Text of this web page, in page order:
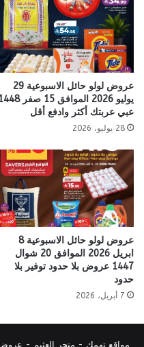
عروض لولو حائل الاسبوعية 29
يوليو 2026 الموافق 15 صفر
عبي عربتك أكثر وادفع أقل
28 يوليو، 2026
عروض لولو حائل الاسبوعية 8
ابريل 2026 الموافق 20 شوال
1447 عروض بلا حدود توفير بلا
حدود
7 أبريل، 2026
مواقع تهمك - متجر العثيم -